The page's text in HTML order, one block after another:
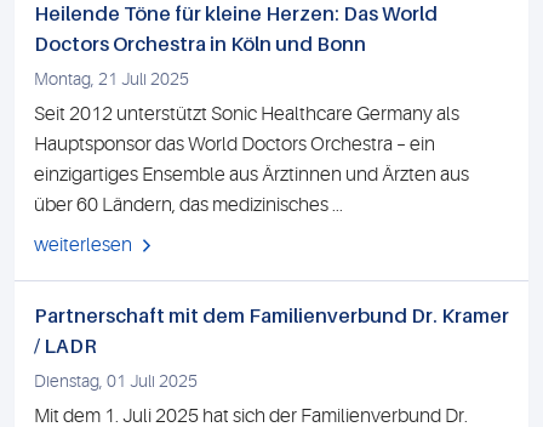
Heilende Töne für kleine Herzen: Das World
Doctors Orchestra in Köln und Bonn
Montag, 21 Juli 2025
Seit 2012 unterstützt Sonic Healthcare Germany als
Hauptsponsor das World Doctors Orchestra – ein
einzigartiges Ensemble aus Ärztinnen und Ärzten aus
über 60 Ländern, das medizinisches ...
weiterlesen
Partnerschaft mit dem Familienverbund Dr. Kramer
/ LADR
Dienstag, 01 Juli 2025
Mit dem 1. Juli 2025 hat sich der Familienverbund Dr.